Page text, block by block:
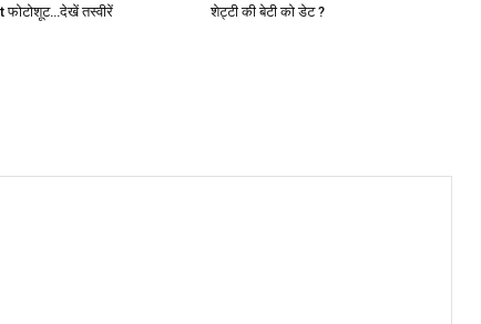
फोटोशूट…देखें तस्वीरें
शेट्टी की बेटी को डेट ?